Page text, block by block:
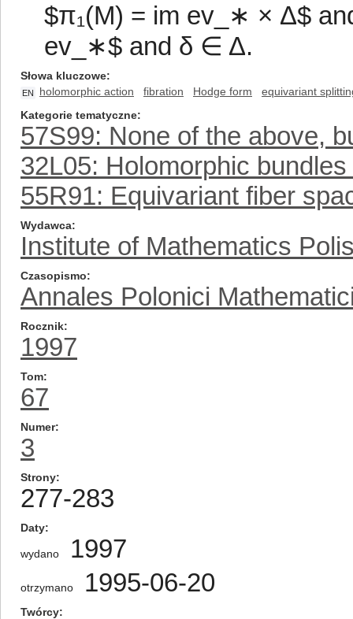
$π₁(M) = im ev_∗ × Δ$
ev_∗$ and δ ∈ Δ.
Słowa kluczowe
EN holomorphic action fibration Hodge form
equivariant
Kategorie tematyczne
57S99: None of the above,
32L05: Holomorphic
55R91: Equivariant fiber
Wydawca
Institute of Mathematics
Czasopismo
Annales Polonici
Rocznik
1997
Tom
67
Numer
3
Strony
277-283
Daty
wydano 1997
otrzymano 1995-06-20
Twórcy